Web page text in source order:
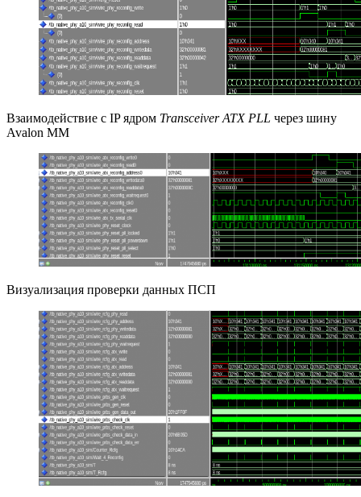
Взаимодействие с IP ядром Transceiver ATX PLL через шину
Avalon MM
Визуализация проверки данных ПСП